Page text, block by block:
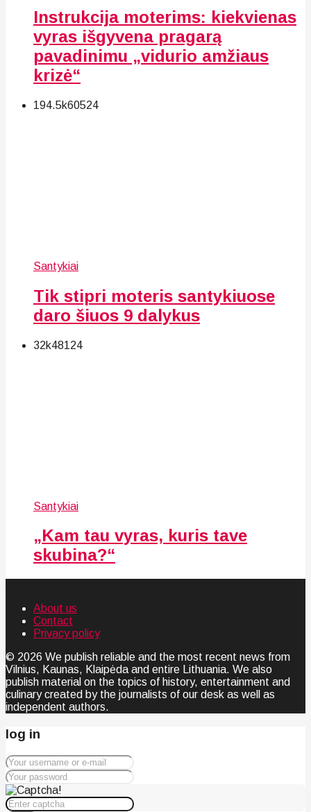
Instrukcija moterims: kiekvienas
vyras išgyvena pragarą
pavadinimu „vidurio amžiaus
krizė“
194.5k60524
Santykiai
Tik stipri moteris santykiuose
daro šiuos 9 dalykus
32k48124
Santykiai
„Kam tau vyras, kuris tave
skubina?“
About us
Contact
Privacy policy
© 2026 We publish reliable and the most recent news from
Vilnius, Kaunas, Klaipėda and entire Lithuania. We also
publish material on the topics of history, entertainment and
culinary created by the journalists of our desk as well as
independent authors.
log in